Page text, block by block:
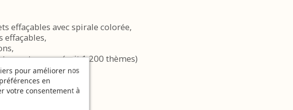
effaçables avec spirale colorée,
effaçables,
recto-verso (soit 1 200 thèmes)
de 60 secondes,
jeu.
pour améliorer nos
en
votre consentement à